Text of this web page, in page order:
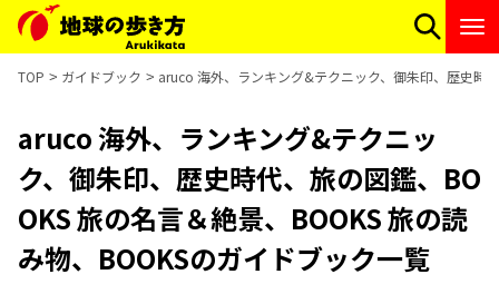
TOP ガイドブック aruco 海外、ランキング&テクニック、御朱印、歴史時
aruco 海外、ランキング&テクニッ
ク、御朱印、歴史時代、旅の図鑑、BO
OKS 旅の名言＆絶景、BOOKS 旅の読
み物、BOOKSのガイドブック一覧